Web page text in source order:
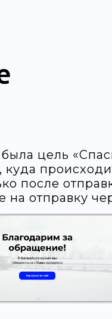
цель
куда
после
на отправку